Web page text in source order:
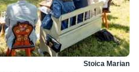
Stoica Marian